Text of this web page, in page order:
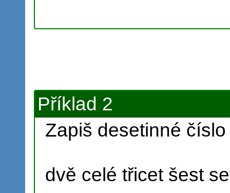
Příklad 2
Zapiš desetinné číslo
dvě celé třicet šest